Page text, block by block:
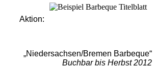
Aktion:
„Niedersachsen/Bremen Barbeque“
Buchbar bis Herbst 2012